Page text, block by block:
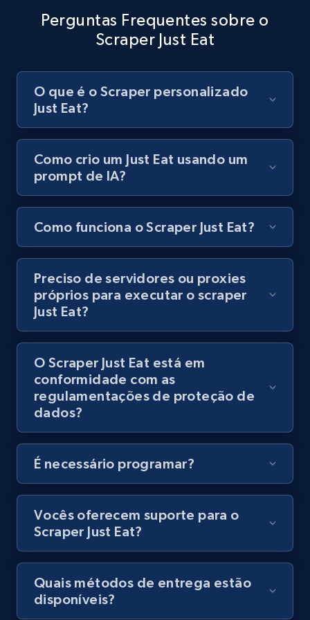
by Explore page URL
URL, Title, Youtuber, Youtuber md5, Video url,
Video length, Likes, Views, and more.
by podcast url
URL, Title, Youtuber, Youtuber md5, Video url,
Video length, Likes, Views, and more.
8.1K+
Amazon Reviews
URL, Product name, Product rating, Product
rating object, Product rating max, Rating,
7.4K+ 872+ Comece grátis
TikTok - Posts
URL, Post id, Description, Create time, Digg
count, and more.
Perguntas Frequentes sobre o
Scraper Just Eat
O que é o Scraper personalizado
Just Eat?
Como crio um Just Eat usando um
prompt de IA?
Como funciona o Scraper Just Eat?
Preciso de servidores ou proxies
próprios para executar o scraper
Just Eat?
O Scraper Just Eat está em
conformidade com as
regulamentações de proteção de
dados?
É necessário programar?
Vocês oferecem suporte para o
Scraper Just Eat?
Quais métodos de entrega estão
disponíveis?